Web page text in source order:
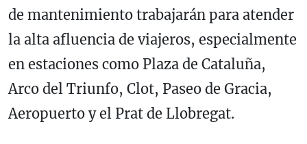
de mantenimiento trabajarán para atender
la alta afluencia de viajeros, especialmente
en estaciones como Plaza de Cataluña,
Arco del Triunfo, Clot, Paseo de Gracia,
Aeropuerto y el Prat de Llobregat.